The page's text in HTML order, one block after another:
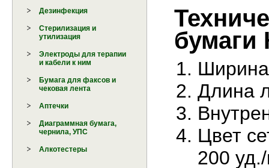
Дезинфекция
Стерилизация и
утилизация
Электроды для терапии
и кабели к ним
Бумага для факсов и
чековая лента
Аптечки
Диаграммная бумага,
чернила, УПС
Алкотестеры
бумаги
Длина
Цвет
200